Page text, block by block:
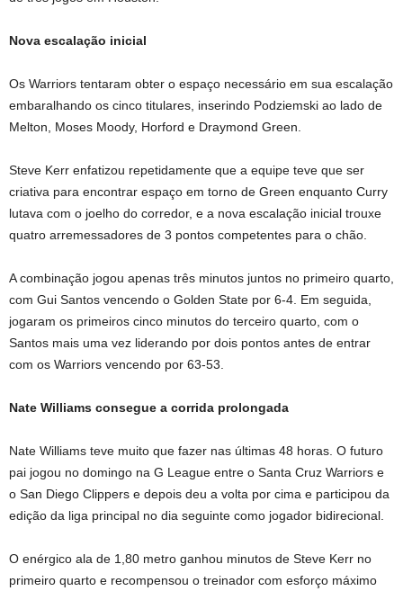
Nova escalação inicial
Os Warriors tentaram obter o espaço necessário em sua escalação
embaralhando os cinco titulares, inserindo Podziemski ao lado de
Melton, Moses Moody, Horford e Draymond Green.
Steve Kerr enfatizou repetidamente que a equipe teve que ser
criativa para encontrar espaço em torno de Green enquanto Curry
lutava com o joelho do corredor, e a nova escalação inicial trouxe
quatro arremessadores de 3 pontos competentes para o chão.
A combinação jogou apenas três minutos juntos no primeiro quarto,
com Gui Santos vencendo o Golden State por 6-4. Em seguida,
jogaram os primeiros cinco minutos do terceiro quarto, com o
Santos mais uma vez liderando por dois pontos antes de entrar
com os Warriors vencendo por 63-53.
Nate Williams consegue a corrida prolongada
Nate Williams teve muito que fazer nas últimas 48 horas. O futuro
pai jogou no domingo na G League entre o Santa Cruz Warriors e
o San Diego Clippers e depois deu a volta por cima e participou da
edição da liga principal no dia seguinte como jogador bidirecional.
O enérgico ala de 1,80 metro ganhou minutos de Steve Kerr no
primeiro quarto e recompensou o treinador com esforço máximo